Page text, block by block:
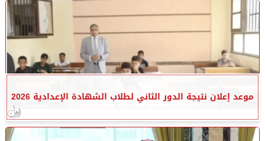
موعد إعلان نتيجة الدور الثاني لطلاب الشهادة الإعدادية 2026